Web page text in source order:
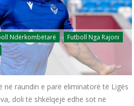
Ndërkombëtarë
Futboll Nga Rajoni
në raundin e parë eliminatorë të Ligës
doli të shkëlqejë edhe sot në